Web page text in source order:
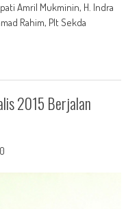
Amril Mukminin, H. Indra
Rahim, Plt Sekda
2015 Berjalan
0